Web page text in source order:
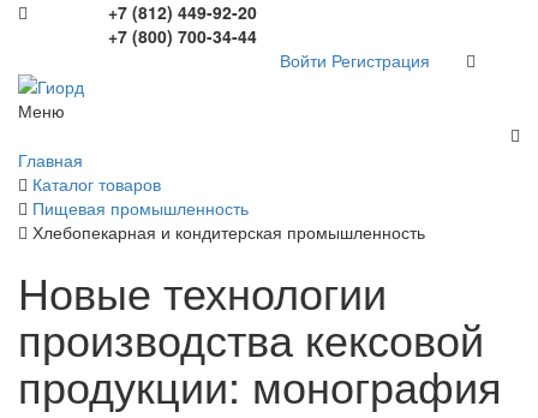
+7 (812) 449-92-20
+7 (800) 700-34-44
Войти Регистрация
Меню
Главная
Каталог товаров
Пищевая промышленность
Хлебопекарная и кондитерская промышленность
Новые технологии
производства кексовой
продукции: монография